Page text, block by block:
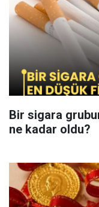
Bir sigara
ne kadar oldu?